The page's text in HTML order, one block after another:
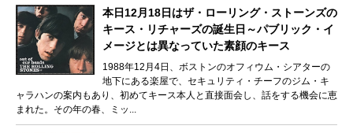
本日12月18日はザ・ローリング・ストーンズの
キース・リチャーズの誕生日～パブリック・イ
メージとは異なっていた素顔のキース
1988年12月4日、ボストンのオフィウム・シアターの
地下にある楽屋で、セキュリティ・チーフのジム・キ
ャラハンの案内もあり、初めてキース本人と直接面会し、話をする機会に恵
まれた。その年の春、ミッ...